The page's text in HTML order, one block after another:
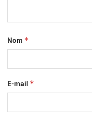
Nom *
E-mail *